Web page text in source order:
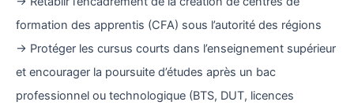
formation des apprentis (CFA) sous l’autorité des régions
→ Protéger les cursus courts dans l’enseignement supérieur
et encourager la poursuite d’études après un bac
professionnel ou technologique (BTS, DUT, licences